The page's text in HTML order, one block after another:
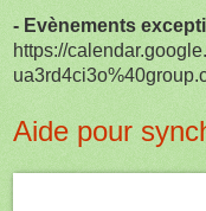
- Evènements
https://
Aide pour